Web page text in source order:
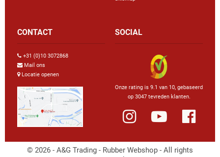
CONTACT
+31 (0)10 3072868
Mail ons
Locatie openen
SOCIAL
Onze rating is 9.1 van 10, gebaseerd
op 3047 tevreden klanten.
© 2026 - A&G Trading - Rubber Webshop - All rights